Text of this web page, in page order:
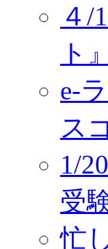
４/
ト
e-
ス
1/
受
忙